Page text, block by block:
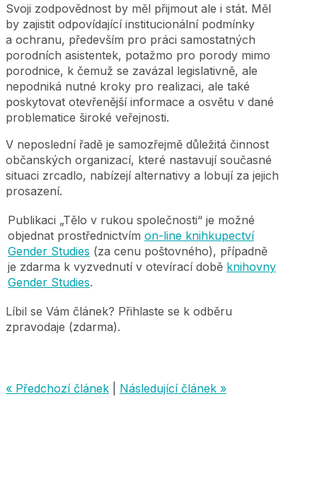
Svoji zodpovědnost by měl přijmout ale i stát. Měl
by zajistit odpovídající institucionální podmínky
a ochranu, především pro práci samostatných
porodních asistentek, potažmo pro porody mimo
porodnice, k čemuž se zavázal legislativně, ale
nepodniká nutné kroky pro realizaci, ale také
poskytovat otevřenější informace a osvětu v dané
problematice široké veřejnosti.
V neposlední řadě je samozřejmě důležitá činnost
občanských organizací, které nastavují současné
situaci zrcadlo, nabízejí alternativy a lobují za jejich
prosazení.
Publikaci „Tělo v rukou společnosti“ je možné
objednat prostřednictvím on-line knihkupectví
Gender Studies (za cenu poštovného), případně
je zdarma k vyzvednutí v otevírací době knihovny
Gender Studies.
Líbil se Vám článek? Přihlaste se k odběru
zpravodaje (zdarma).
« Předchozí článek Následující článek »